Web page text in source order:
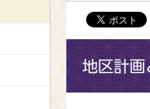
地区計画